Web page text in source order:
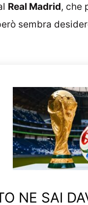
Real Madrid, che
sembra
NE SAI